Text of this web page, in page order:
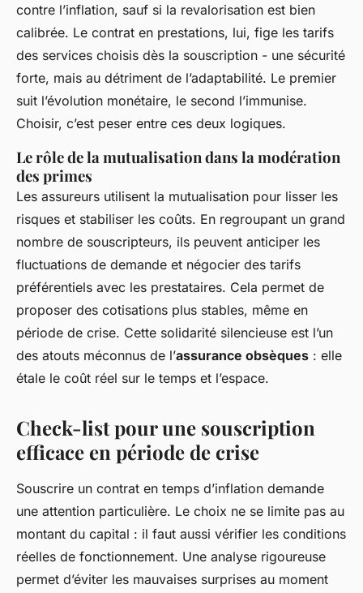
contre l’inflation, sauf si la revalorisation est bien
calibrée. Le contrat en prestations, lui, fige les tarifs
des services choisis dès la souscription - une sécurité
forte, mais au détriment de l’adaptabilité. Le premier
suit l’évolution monétaire, le second l’immunise.
Choisir, c’est peser entre ces deux logiques.
Le rôle de la mutualisation dans la modération
des primes
Les assureurs utilisent la mutualisation pour lisser les
risques et stabiliser les coûts. En regroupant un grand
nombre de souscripteurs, ils peuvent anticiper les
fluctuations de demande et négocier des tarifs
préférentiels avec les prestataires. Cela permet de
proposer des cotisations plus stables, même en
période de crise. Cette solidarité silencieuse est l’un
des atouts méconnus de l’assurance obsèques : elle
étale le coût réel sur le temps et l’espace.
Check-list pour une souscription
efficace en période de crise
Souscrire un contrat en temps d’inflation demande
une attention particulière. Le choix ne se limite pas au
montant du capital : il faut aussi vérifier les conditions
réelles de fonctionnement. Une analyse rigoureuse
permet d’éviter les mauvaises surprises au moment